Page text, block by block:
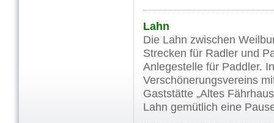
Lahn
Die Lahn zwischen
Strecken für Radler und
Anlegestelle für Paddler.
Verschönerungsvereins
Gaststätte „Altes
Lahn gemütlich eine